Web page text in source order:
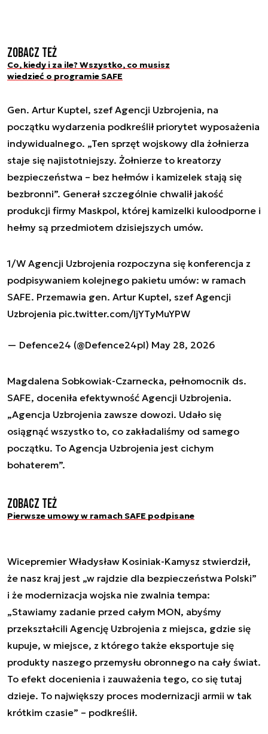
Zobacz też
Co, kiedy i za ile? Wszystko, co musisz
wiedzieć o programie SAFE
Gen. Artur Kuptel, szef Agencji Uzbrojenia, na
początku wydarzenia podkreślił priorytet wyposażenia
indywidualnego. „Ten sprzęt wojskowy dla żołnierza
staje się najistotniejszy. Żołnierze to kreatorzy
bezpieczeństwa – bez hełmów i kamizelek stają się
bezbronni”. Generał szczególnie chwalił jakość
produkcji firmy Maskpol, której kamizelki kuloodporne i
hełmy są przedmiotem dzisiejszych umów.
1/W Agencji Uzbrojenia rozpoczyna się konferencja z
podpisywaniem kolejnego pakietu umów: w ramach
SAFE. Przemawia gen. Artur Kuptel, szef Agencji
Uzbrojenia pic.twitter.com/IjYTyMuYPW
— Defence24 (@Defence24pl) May 28, 2026
Magdalena Sobkowiak-Czarnecka, pełnomocnik ds.
SAFE, doceniła efektywność Agencji Uzbrojenia.
„Agencja Uzbrojenia zawsze dowozi. Udało się
osiągnąć wszystko to, co zakładaliśmy od samego
początku. To Agencja Uzbrojenia jest cichym
bohaterem”.
Zobacz też
Pierwsze umowy w ramach SAFE podpisane
Wicepremier Władysław Kosiniak-Kamysz stwierdził,
że nasz kraj jest „w rajdzie dla bezpieczeństwa Polski”
i że modernizacja wojska nie zwalnia tempa:
„Stawiamy zadanie przed całym MON, abyśmy
przekształcili Agencję Uzbrojenia z miejsca, gdzie się
kupuje, w miejsce, z którego także eksportuje się
produkty naszego przemysłu obronnego na cały świat.
To efekt docenienia i zauważenia tego, co się tutaj
dzieje. To największy proces modernizacji armii w tak
krótkim czasie” – podkreślił.